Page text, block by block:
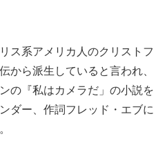
ス系アメリカ人のクリストフ
から派生していると言われ、
の『私はカメラだ」の小説を
ダー、作詞フレッド・エブに